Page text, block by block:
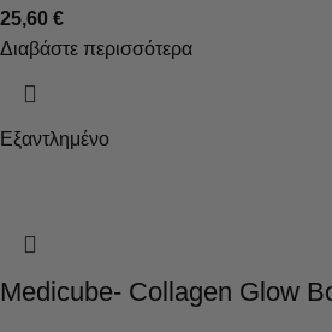
25,60 €
Διαβάστε περισσότερα
Εξαντλημένο
Medicube- Collagen Glow